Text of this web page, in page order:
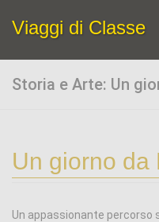
Viaggi di Classe
Storia e Arte: Un
Un giorno da
Un appassionante percorso